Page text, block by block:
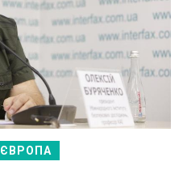
ЄВРОПА